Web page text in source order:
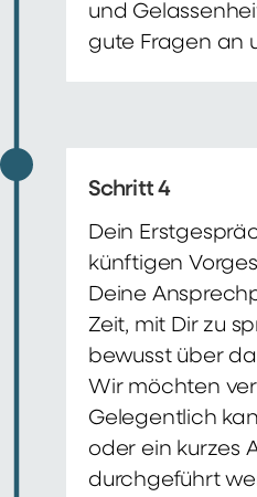
und
gute Fragen an
Schritt 4
Dein
künftigen
Deine
Zeit, mit Dir zu
bewusst über
Wir möchten
Gelegentlich
oder ein kurzes
durchgeführt